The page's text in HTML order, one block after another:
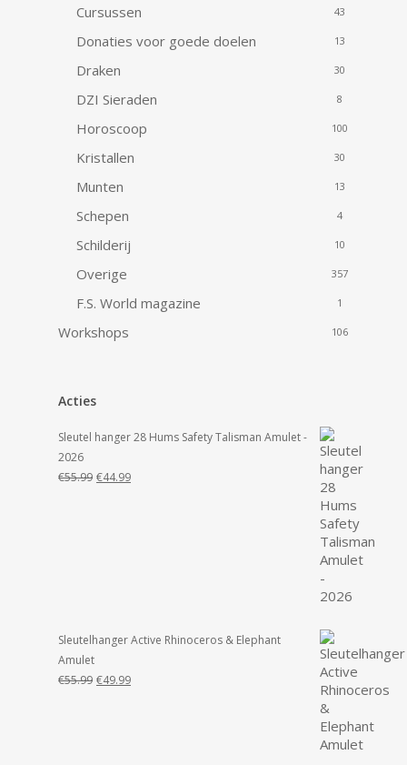
Cursussen 43
Donaties voor goede doelen 13
Draken 30
DZI Sieraden 8
Horoscoop 100
Kristallen 30
Munten 13
Schepen 4
Schilderij 10
Overige 357
F.S. World magazine 1
Workshops 106
Acties
Sleutel hanger 28 Hums Safety Talisman Amulet -
2026
€55.99 Oorspronkelijke
€44.99Huidige
Sleutelhanger Active Rhinoceros & Elephant
Amulet
€55.99 Oorspronkelijke
€49.99Huidige